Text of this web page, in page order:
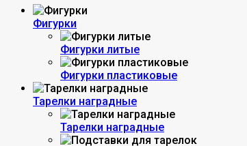
Фигурки
Фигурки литые
Фигурки пластиковые
Тарелки наградные
Тарелки наградные